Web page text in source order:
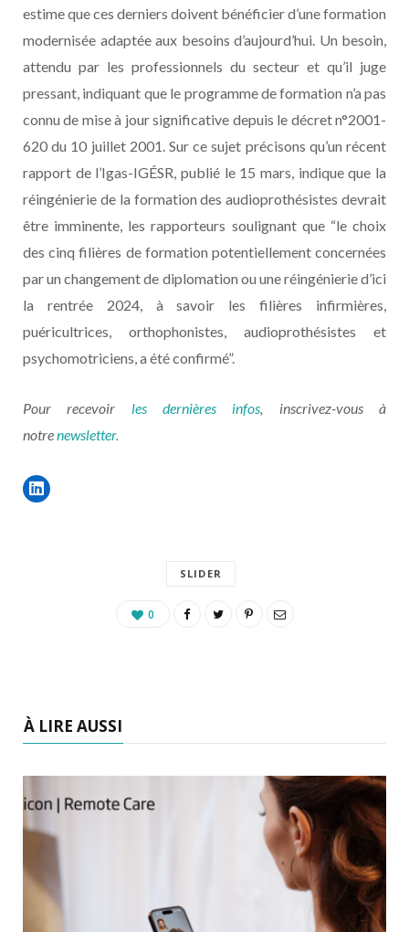
estime que ces derniers doivent bénéficier d’une formation
modernisée adaptée aux besoins d’aujourd’hui. Un besoin,
attendu par les professionnels du secteur et qu’il juge
pressant, indiquant que le programme de formation n’a pas
connu de mise à jour significative depuis le décret n°2001-
620 du 10 juillet 2001. Sur ce sujet précisons qu’un récent
rapport de l’Igas-IGÉSR, publié le 15 mars, indique que la
réingénierie de la formation des audioprothésistes devrait
être imminente, les rapporteurs soulignant que “le choix
des cinq filières de formation potentiellement concernées
par un changement de diplomation ou une réingénierie d’ici
la rentrée 2024, à savoir les filières infirmières,
puéricultrices, orthophonistes, audioprothésistes et
psychomotriciens, a été confirmé”.
Pour recevoir les dernières infos, inscrivez-vous à
notrenewsletter.
SLIDER
0
À LIRE AUSSI